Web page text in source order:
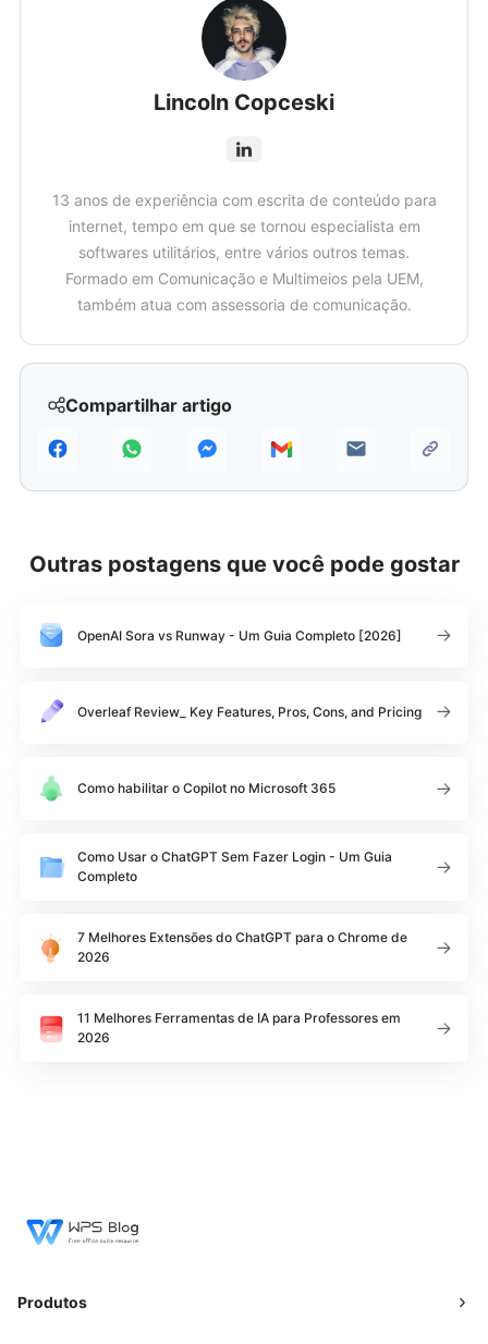
Compartilhar artigo
Lincoln Copceski
13 anos de experiência com escrita de conteúdo para
internet, tempo em que se tornou especialista em
softwares utilitários, entre vários outros temas.
Formado em Comunicação e Multimeios pela UEM,
também atua com assessoria de comunicação.
Outras postagens que você pode gostar
OpenAI Sora vs Runway - Um Guia Completo [2026]
Overleaf Review_ Key Features, Pros, Cons, and Pricing
Como habilitar o Copilot no Microsoft 365
Como Usar o ChatGPT Sem Fazer Login - Um Guia
Completo
7 Melhores Extensões do ChatGPT para o Chrome de
2026
11 Melhores Ferramentas de IA para Professores em
2026
Produtos